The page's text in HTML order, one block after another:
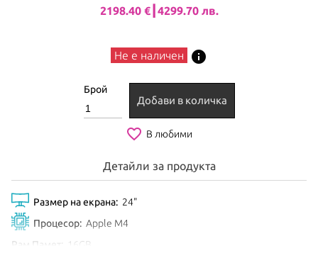
2198.40 €┃4299.70 лв.
Не е наличен info
Брой
Добави в количка
favorite_border В любими
Детайли за продукта
Размер на екрана: 24"
Процесор: Apple M4
Рам Памет:
16GB